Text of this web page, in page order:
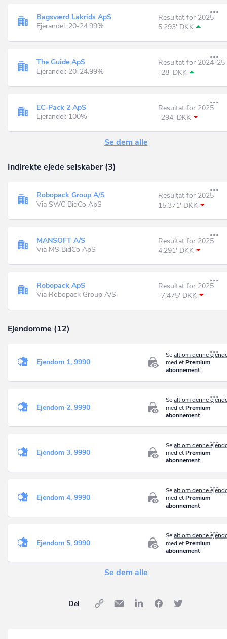
Bagsværd Lakrids ApS
Ejerandel: 20-24.99%
Resultat for 2025
5.293' DKK
The Guide ApS
Ejerandel: 20-24.99%
Resultat for 2024-25
-28' DKK
EC-Pack 2 ApS
Ejerandel: 100%
Resultat for 2025
-294' DKK
Se dem alle
Indirekte ejede selskaber (3)
Robopack Group A/S
Via SWC BidCo ApS
Resultat for 2025
15.371' DKK
MANSOFT A/S
Via MS BidCo ApS
Resultat for 2025
4.291' DKK
Robopack ApS
Via Robopack Group A/S
Resultat for 2025
-7.475' DKK
Ejendomme (12)
Sealt om denne
med et Premium
abonnement
Ejendom 1, 9990
Sealt om denne
med et Premium
abonnement
Ejendom 2, 9990
Sealt om denne
med et Premium
abonnement
Ejendom 3, 9990
Sealt om denne
med et Premium
abonnement
Ejendom 4, 9990
Sealt om denne
med et Premium
abonnement
Ejendom 5, 9990
Se dem alle
Del